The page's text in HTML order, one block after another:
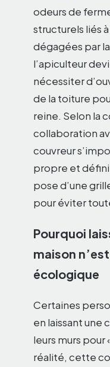
odeurs de
structurels liés
dégagées par
l’apiculteur
nécessiter
de la toiture
reine. Selon la
collaboration
couvreur
propre et
pose d’une
pour éviter
Pourquoi
maison
écologique
Certaines
en laissant une
leurs murs pour
réalité, cette